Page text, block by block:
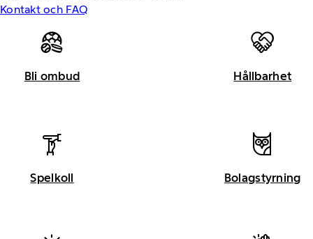
Kontakt och FAQ
Bli ombud Hållbarhet
Spelkoll Bolagstyrning